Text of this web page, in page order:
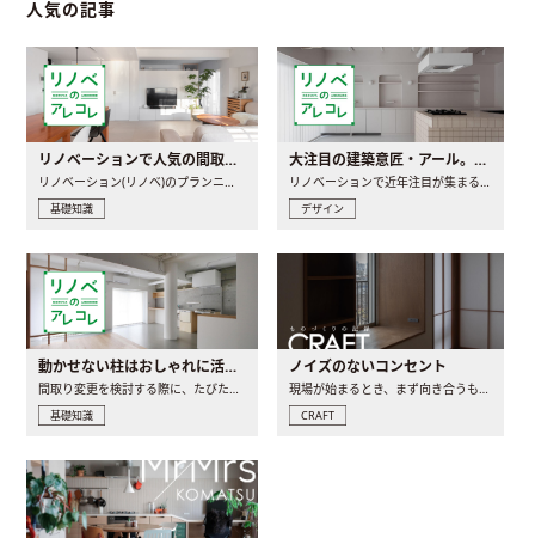
人気の記事
リノベーションで人気の間取りとは？トレンドの間取りと実例を徹底解説
リノベーション(リノベ)のプランニングで一番最初に決めるのは..
基礎知識
大注目の建築意匠・アール。人気の理由と空間に取り入れるポイント
リノベーションで近年注目が集まる建築意匠の一つであるアール..
デザイン
動かせない柱はおしゃれに活用！柱を魅せるリノベーション(リノベ)4選
間取り変更を検討する際に、たびたび皆さんの頭を悩ませる動か..
基礎知識
ノイズのないコンセント
現場が始まるとき、まず向き合うものの一つがコンセントです..
CRAFT